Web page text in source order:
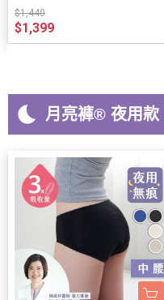
$1,440
$1,399
bedtime 月亮褲® 夜用款